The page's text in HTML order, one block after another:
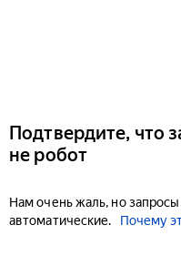
Подтвердите, что
не робот
Нам очень жаль, но
автоматические.
Почему